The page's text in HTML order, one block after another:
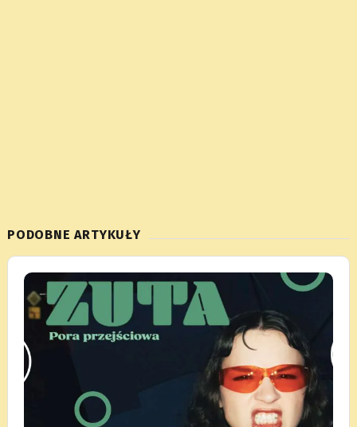
PODOBNE ARTYKUŁY